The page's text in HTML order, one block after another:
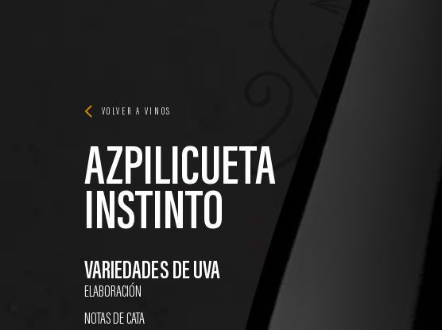
VOLVER A VINOS
AZPILICUETA
INSTINTO
VARIEDADES DE UVA
ELABORACIÓN
NOTAS DE CATA